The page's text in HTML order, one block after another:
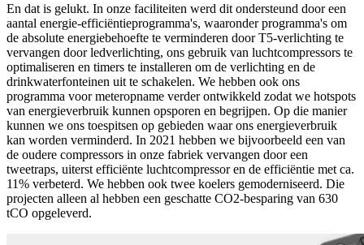
En dat is gelukt. In onze faciliteiten werd dit ondersteund door een
aantal energie-efficiëntieprogramma's, waaronder programma's om
de absolute energiebehoefte te verminderen door T5-verlichting te
vervangen door ledverlichting, ons gebruik van luchtcompressors te
optimaliseren en timers te installeren om de verlichting en de
drinkwaterfonteinen uit te schakelen. We hebben ook ons
programma voor meteropname verder ontwikkeld zodat we hotspots
van energieverbruik kunnen opsporen en begrijpen. Op die manier
kunnen we ons toespitsen op gebieden waar ons energieverbruik
kan worden verminderd. In 2021 hebben we bijvoorbeeld een van
de oudere compressors in onze fabriek vervangen door een
tweetraps, uiterst efficiënte luchtcompressor en de efficiëntie met ca.
11% verbeterd. We hebben ook twee koelers gemoderniseerd. Die
projecten alleen al hebben een geschatte CO2-besparing van 630
tCO opgeleverd.